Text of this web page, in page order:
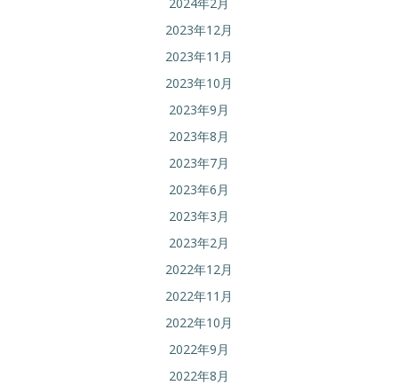
2023年12月
2023年11月
2023年10月
2023年9月
2023年8月
2023年7月
2023年6月
2023年3月
2023年2月
2022年12月
2022年11月
2022年10月
2022年9月
2022年8月